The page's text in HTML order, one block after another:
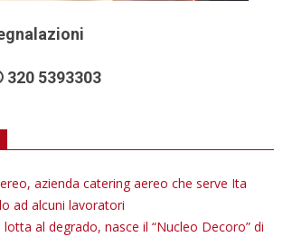
320 5393303
azienda catering aereo che serve Ita
ad alcuni lavoratori
al degrado, nasce il “Nucleo Decoro” di